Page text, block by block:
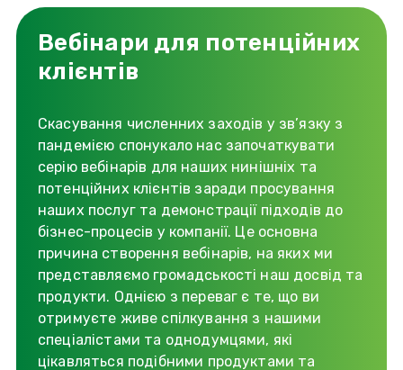
Вебінари для потенційних
клієнтів
Скасування численних заходів у зв’язку з
пандемією спонукало нас започаткувати
серію вебінарів для наших нинішніх та
потенційних клієнтів заради просування
наших послуг та демонстрації підходів до
бізнес-процесів у компанії. Це основна
причина створення вебінарів, на яких ми
представляємо громадськості наш досвід та
продукти. Однією з переваг є те, що ви
отримуєте живе спілкування з нашими
спеціалістами та однодумцями, які
цікавляться подібними продуктами та